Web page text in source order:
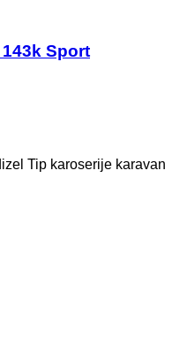
143k Sport
Tip karoserije karavan